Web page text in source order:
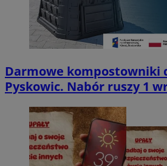
Darmowe kompostowniki
Pyskowic. Nabór ruszy 1